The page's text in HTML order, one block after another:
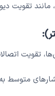
مانند تقویت
تقویت
متوسط